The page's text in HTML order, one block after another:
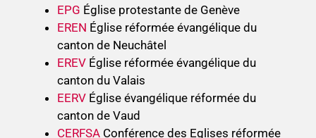
EPG Église protestante de Genève
EREN Église réformée évangélique du
canton de Neuchâtel
EREV Église réformée évangélique du
canton du Valais
EERV Église évangélique réformée du
canton de Vaud
CERFSA Conférence des Eglises réformée